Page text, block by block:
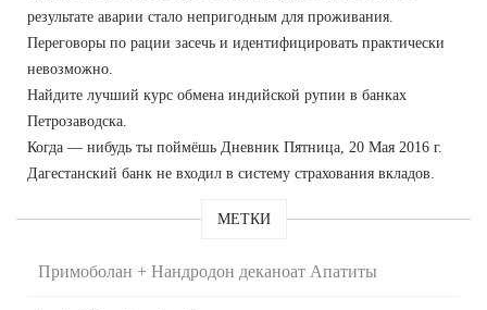
результате аварии стало непригодным для проживания.
Переговоры по рации засечь и идентифицировать практически
невозможно.
Найдите лучший курс обмена индийской рупии в банках
Петрозаводска.
Когда — нибудь ты поймёшь Дневник Пятница, 20 Мая 2016 г.
Дагестанский банк не входил в систему страхования вкладов.
МЕТКИ
Примоболан + Нандродон деканоат Апатиты